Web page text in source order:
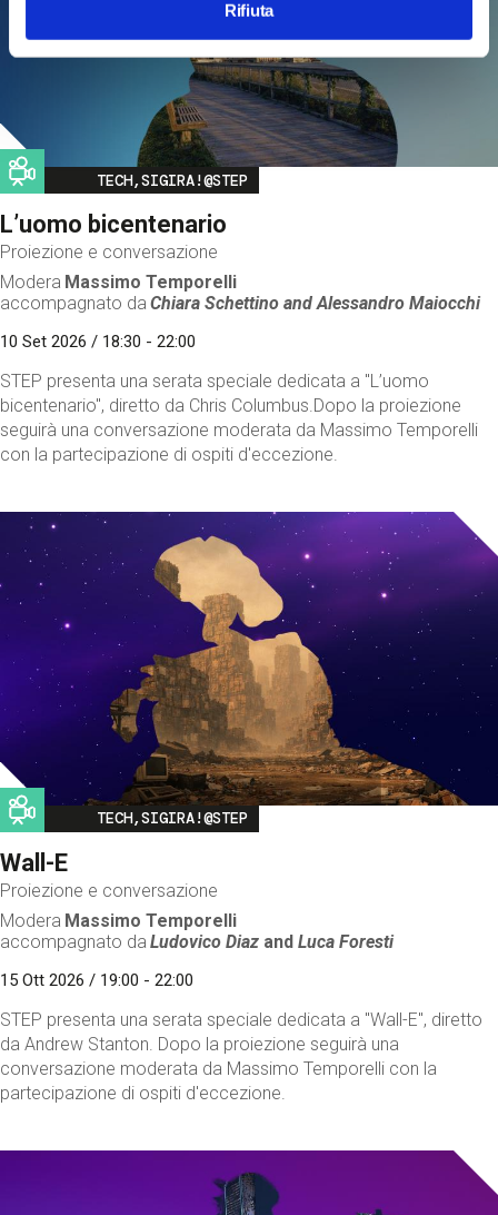
Rifiuta
Image
TECH,SIGIRA!@STEP
L’uomo bicentenario
Proiezione e conversazione
Modera Massimo Temporelli
accompagnato da Chiara Schettino andAlessandro Maiocchi
10 Set 2026 / 18:30 - 22:00
STEP presenta una serata speciale dedicata a "L’uomo
bicentenario", diretto da Chris Columbus.Dopo la proiezione
seguirà una conversazione moderata da Massimo Temporelli
con la partecipazione di ospiti d'eccezione.
Image
TECH,SIGIRA!@STEP
Wall-E
Proiezione e conversazione
Modera Massimo Temporelli
accompagnato da Ludovico Diaz andLuca Foresti
15 Ott 2026 / 19:00 - 22:00
STEP presenta una serata speciale dedicata a "Wall-E", diretto
da Andrew Stanton. Dopo la proiezione seguirà una
conversazione moderata da Massimo Temporelli con la
partecipazione di ospiti d'eccezione.